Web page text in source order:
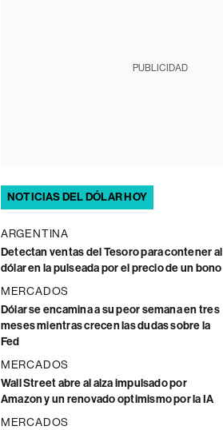
PUBLICIDAD
NOTICIAS DEL DÓLAR HOY
ARGENTINA
Detectan ventas del Tesoro para contener al
dólar en la pulseada por el precio de un bono
MERCADOS
Dólar se encamina a su peor semana en tres
meses mientras crecen las dudas sobre la
Fed
MERCADOS
Wall Street abre al alza impulsado por
Amazon y un renovado optimismo por la IA
MERCADOS